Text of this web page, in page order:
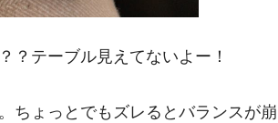
テーブル見えてないよー！
ちょっとでもズレるとバランスが崩